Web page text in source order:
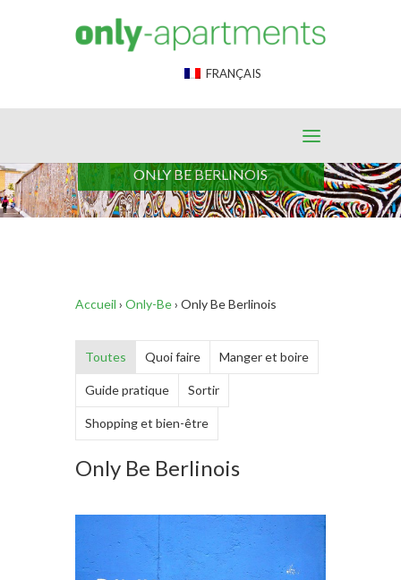
FRANÇAIS
ONLY BE BERLINOIS
Accueil › Only-Be› Only Be Berlinois
Toutes Quoi faire Manger et boire
Guide pratique Sortir
Shopping et bien-être
Only Be Berlinois